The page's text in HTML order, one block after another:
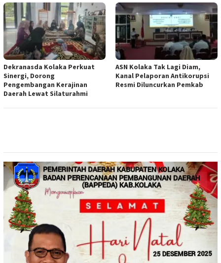
Dekranasda Kolaka Perkuat
Sinergi, Dorong
Pengembangan Kerajinan
Daerah Lewat Silaturahmi
ASN Kolaka Tak Lagi Diam,
Kanal Pelaporan Antikorupsi
Resmi Diluncurkan Pemkab